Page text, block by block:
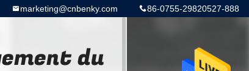
86-0755-29820527-888
marketing@cnbenky.com
du